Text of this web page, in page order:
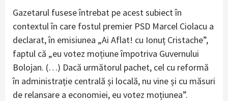
Gazetarul fusese întrebat pe acest subiect în
contextul în care fostul premier PSD Marcel Ciolacu a
declarat, în emisiunea „Ai Aflat! cu Ionuț Cristache”,
faptul că „eu votez moțiune împotriva Guvernului
Bolojan. (…) Dacă următorul pachet, cel cu reformă
în administrație centrală și locală, nu vine și cu măsuri
de relansare a economiei, eu votez moțiunea”.